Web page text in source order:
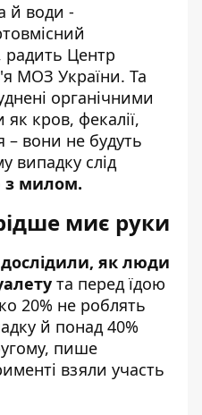
й води -
радить Центр
МОЗ України. Та
органічними
кров, фекалії,
– вони не будуть
випадку слід
з милом.
миє руки
дослідили, як люди
та перед їдою
20% не роблять
й понад 40%
пише
взяли участь